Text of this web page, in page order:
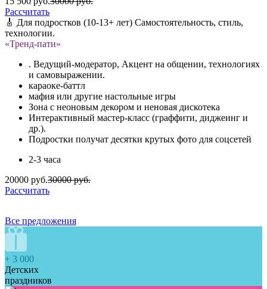
Рассчитать
🎸 Для подростков (10-13+ лет) Самостоятельность, стиль,
технологии.
«Тренд-пати»
. Ведущий-модератор, Акцент на общении, технологиях
и самовыражении.
караоке-баттл
мафия или другие настольные игры
Зона с неоновым декором и неновая дискотека
Интерактивный мастер-класс (граффити, диджеинг и
др.).
Подростки получат десятки крутых фото для соцсетей
2-3 часа
20000 руб.30000 руб.
Рассчитать
Все предложения
+ 3 000
Детских
праздников